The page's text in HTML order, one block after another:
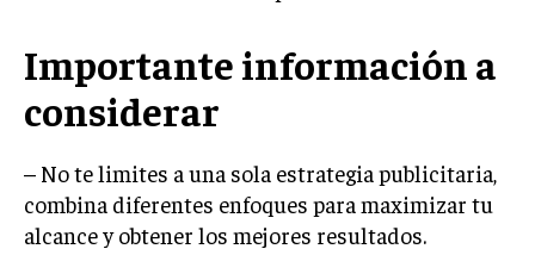
GESTIÓN DE PROYECTOS
GESTIÓN DE OPERACIONES Y CADENA DE
SUMINISTRO
LOGÍSTICA EMPRESARIAL
CALIDAD Y MEJORA CONTINUA
Importante información a
considerar
– No te limites a una sola estrategia publicitaria,
combina diferentes enfoques para maximizar tu
alcance y obtener los mejores resultados.